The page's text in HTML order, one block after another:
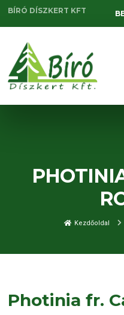
BÍRÓ DÍSZKERT KFT
Kezdőoldal
Photinia fr.